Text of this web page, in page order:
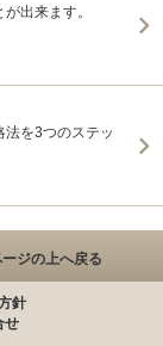
出来ます。
法を3つのステッ
ジの上へ戻る
針
せ